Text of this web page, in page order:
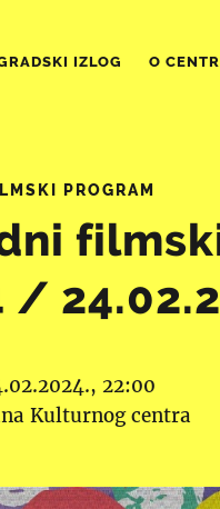
IZLOG O
PROGRAM
/
22:00
Kulturnog centra